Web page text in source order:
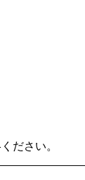
ださい。